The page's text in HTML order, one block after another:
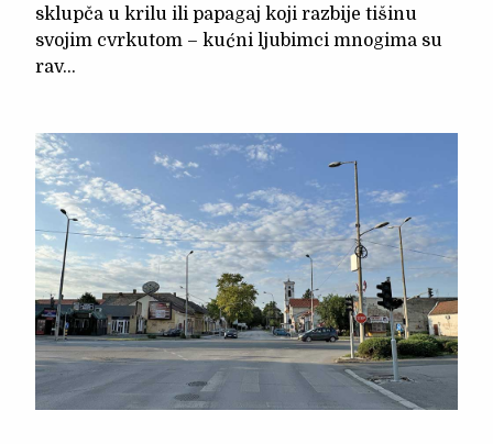
sklupča u krilu ili papagaj koji razbije tišinu
svojim cvrkutom – kućni ljubimci mnogima su
rav...